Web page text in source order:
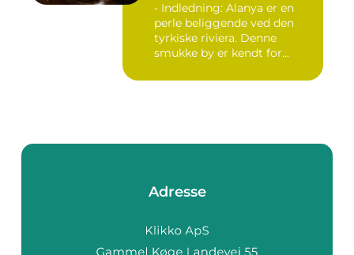
- Indledning: Alanya er en
perle beliggende ved den
tyrkiske riviera. Denne
smukke by er kendt for...
Adresse